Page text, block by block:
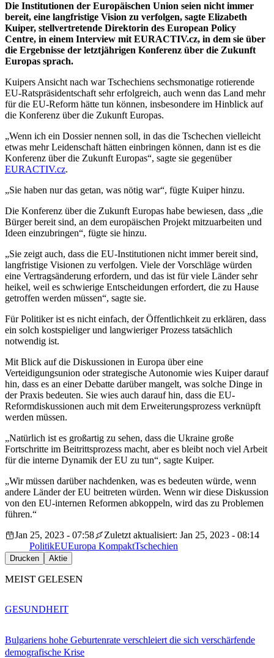
Die Institutionen der Europäischen Union seien nicht immer
bereit, eine langfristige Vision zu verfolgen, sagte Elizabeth
Kuiper, stellvertretende Direktorin des European Policy
Centre, in einem Interview mit EURACTIV.cz, in dem sie über
die Ergebnisse der letztjährigen Konferenz über die Zukunft
Europas sprach.
Kuipers Ansicht nach war Tschechiens sechsmonatige rotierende
EU-Ratspräsidentschaft sehr erfolgreich, auch wenn das Land mehr
für die EU-Reform hätte tun können, insbesondere im Hinblick auf
die Konferenz über die Zukunft Europas.
„Wenn ich ein Dossier nennen soll, in das die Tschechen vielleicht
etwas mehr Leidenschaft hätten einbringen können, dann ist es die
Konferenz über die Zukunft Europas“, sagte sie gegenüber
EURACTIV.cz.
„Sie haben nur das getan, was nötig war“, fügte Kuiper hinzu.
Die Konferenz über die Zukunft Europas habe bewiesen, dass „die
Bürger bereit sind, an dem europäischen Projekt mitzuarbeiten und
Ideen einzubringen“, fügte sie hinzu.
„Sie zeigt auch, dass die EU-Institutionen nicht immer bereit sind,
langfristige Visionen zu verfolgen. Viele der Vorschläge würden
eine Vertragsänderung erfordern, und das ist für viele Länder sehr
heikel, weil es schwierige Entscheidungen erfordert, die zu Hause
getroffen werden müssen“, sagte sie.
Für Politiker ist es nicht einfach, der Öffentlichkeit zu erklären, dass
ein solch kostspieliger und langwieriger Prozess tatsächlich
notwendig ist.
Mit Blick auf die Diskussionen in Europa über eine
Verteidigungsunion oder strategische Autonomie wies Kuiper darauf
hin, dass es an einer Debatte darüber mangelt, was solche Dinge in
der Praxis bedeuten. Sie wies auch darauf hin, dass die EU-
Reformdiskussionen auch mit dem Erweiterungsprozess verknüpft
werden müssen.
„Natürlich ist es großartig zu sehen, dass die Ukraine große
Fortschritte im Beitrittsprozess macht, aber es bleibt noch viel Arbeit
für die interne Dynamik der EU zu tun“, sagte Kuiper.
„Wir müssen darüber nachdenken, was es bedeuten würde, wenn
andere Länder der EU beitreten würden. Wenn wir diese Diskussion
von den EU-internen Reformen abkoppeln, wird das zu Problemen
führen.“
Jan 25, 2023 - 07:58
Zuletzt aktualisiert: Jan 25, 2023 - 08:14
PolitikEUEuropa KompaktTschechien
Drucken Aktie
MEIST GELESEN
Bulgariens hohe Geburtenrate verschleiert die sich verschärfende
demografische Krise
GESUNDHEIT